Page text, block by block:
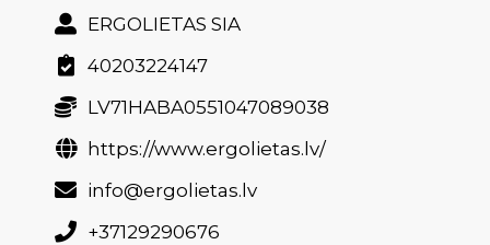
ERGOLIETAS SIA
40203224147
LV71HABA0551047089038
https://www.ergolietas.lv/
info@ergolietas.lv
+37129290676